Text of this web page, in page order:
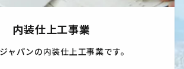
内装仕上工事業
ャパンの内装仕上工事業です。